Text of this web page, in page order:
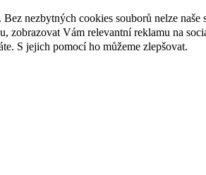
nezbytných cookies souborů nelze
zobrazovat Vám relevantní reklamu na
S jejich pomocí ho můžeme zlepšovat.